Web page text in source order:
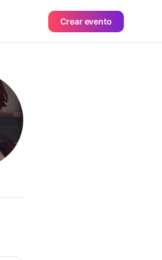
Crear evento